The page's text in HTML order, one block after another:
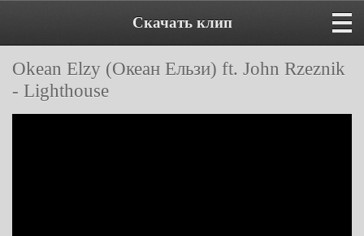
Скачать клип
Okean Elzy (Океан Ельзи) ft. John Rzeznik
- Lighthouse